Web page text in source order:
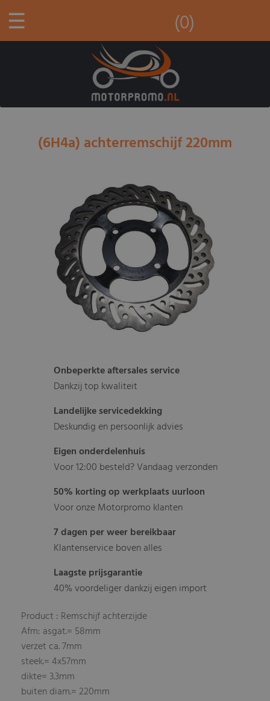
☰ (0)
(6H4a) achterremschijf 220mm
Onbeperkte aftersales service
Dankzij top kwaliteit
Landelijke servicedekking
Deskundig en persoonlijk advies
Eigen onderdelenhuis
Voor 12:00 besteld? Vandaag verzonden
50% korting op werkplaats uurloon
Voor onze Motorpromo klanten
7 dagen per weer bereikbaar
Klantenservice boven alles
Laagste prijsgarantie
40% voordeliger dankzij eigen import
Product : Remschijf achterzijde
Afm: asgat.= 58mm
verzet ca. 7mm
steek.= 4x57mm
dikte= 3.3mm
buiten diam.= 220mm